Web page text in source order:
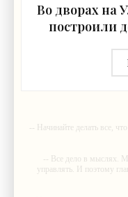
Во дворах на
построили
-- Начинайте делать все,
-- Все дело в мыслях.
управлять. И поэтому